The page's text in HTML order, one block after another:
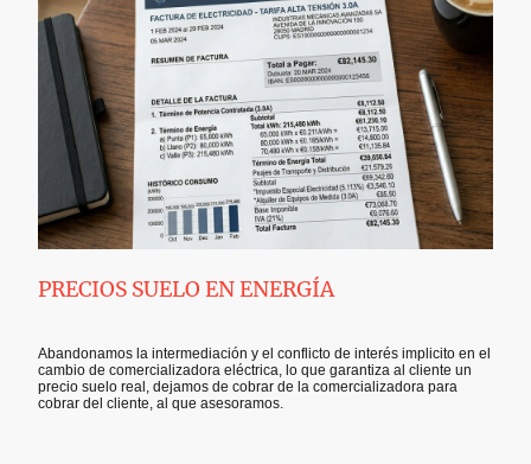
PRECIOS SUELO EN ENERGÍA
Abandonamos la intermediación y el conflicto de interés implicito en el
cambio de comercializadora eléctrica, lo que garantiza al cliente un
precio suelo real, dejamos de cobrar de la comercializadora para
cobrar del cliente, al que asesoramos.